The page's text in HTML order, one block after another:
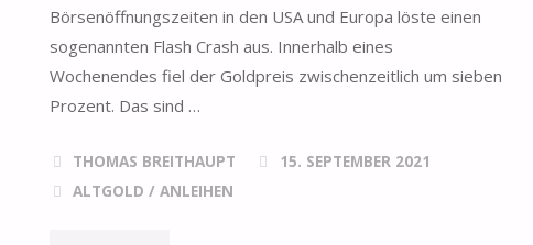
Börsenöffnungszeiten in den USA und Europa löste einen
sogenannten Flash Crash aus. Innerhalb eines
Wochenendes fiel der Goldpreis zwischenzeitlich um sieben
Prozent. Das sind …
THOMAS BREITHAUPT
15. SEPTEMBER 2021
ALTGOLD /ANLEIHEN